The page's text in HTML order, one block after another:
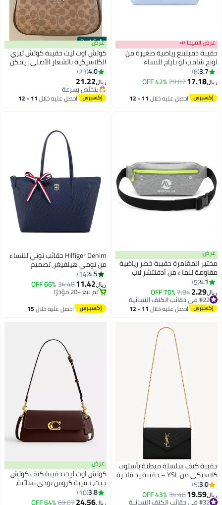
عرض الميجا 📣
حقيبة دمبلينغ رياضية صغيرة من
لونج شامب لو بلياج للنساء
3.7
8
ريال17.18
29.87
42% OFF
احصل عليه خلال 11 - 12
Best Seller
عرض
كوتش اوت ليت حقيبة كوتش تيري
الكلاسيكية بالشعار الأصلي | يمكن
حملها كحقيبة عبر الكتف أو حقيبة
يد
4.0
23
ريال21.22
#1 في حقائب الكتف النسائية
أقل سعر في السنة
بتخلّص بسرعة
تم بيع +50 مؤخرًا
#1 في حقائب الكتف النسائية احصل عليه خلال 11 - 12
عرض
مختبر المغامرة حقيبة خصر رياضية
مقاومة للماء من أدفنتشر لاب
للرجال والنساء - حزام لياقة بدنية
خفيف الوزن مع حزام قابل للتعديل،
وجيب عاكس للضوء للجري، وجيب
بسحاب آمن للهاتف، مناسبة للجري،
والتمارين الرياضية، والمشي
لمسافات طويلة، وركوب الدراجات
4.1
5
ريال2.29
7.84
70% OFF #22 في حقائب الكتف النسائية
أقل سعر في السنة
#22 في حقائب الكتف النسائية احصل عليه خلال 11 - 12
2
Hilfiger Denim حقائب توتي للنساء
من تومي هيلفيغر، تصميم
كلاسيكي متعدد الاستخدامات
بشريط توقيع بسعة كبيرة لحقيبة
كتف ويد للسفر والعمل والصالة
الرياضية
4.5
14
ريال11.42
34.48
66% OFF
#8 في حقائب الكتف النسائية
بتخلّص بسرعة
تم بيع +20 مؤخرًا
#8 في حقائب الكتف النسائية
احصل عليه خلال15
4
حقيبة كتف سلسلة مبطنة بأسلوب
كلاسيكي من YSL – حقيبة يد فاخرة
قابلة للتقاطع مع تفاصيل شعار
مميزة، تشطيب من الجلد الفاخر
3.0
5
ريال19.59
34.48
43% OFF
#32 في حقائب الكتف النسائية
عرض
كوتش اوت ليت حقيبة كتف كوتش
جيت، حقيبة كروس بودي نسائية،
حقيبة يد نسائية، حقيبة سفر نسائية،
25 سم - بني داكن
3.8
10
ريال24.56
69.07
64% OFF #30 في حقائب الكتف النسائية